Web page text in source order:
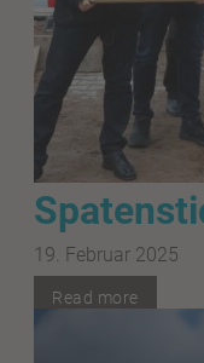
19. Februar 2025
Read more